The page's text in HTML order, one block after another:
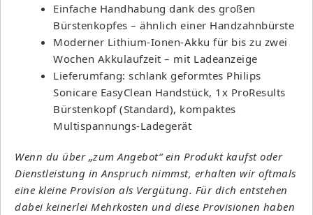
Einfache Handhabung dank des großen
Bürstenkopfes – ähnlich einer Handzahnbürste
Moderner Lithium-Ionen-Akku für bis zu zwei
Wochen Akkulaufzeit – mit Ladeanzeige
Lieferumfang: schlank geformtes Philips
Sonicare EasyClean Handstück, 1x ProResults
Bürstenkopf (Standard), kompaktes
Multispannungs-Ladegerät
Wenn du über „zum Angebot“ ein Produkt kaufst oder
Dienstleistung in Anspruch nimmst, erhalten wir oftmals
eine kleine Provision als Vergütung. Für dich entstehen
dabei keinerlei Mehrkosten und diese Provisionen haben